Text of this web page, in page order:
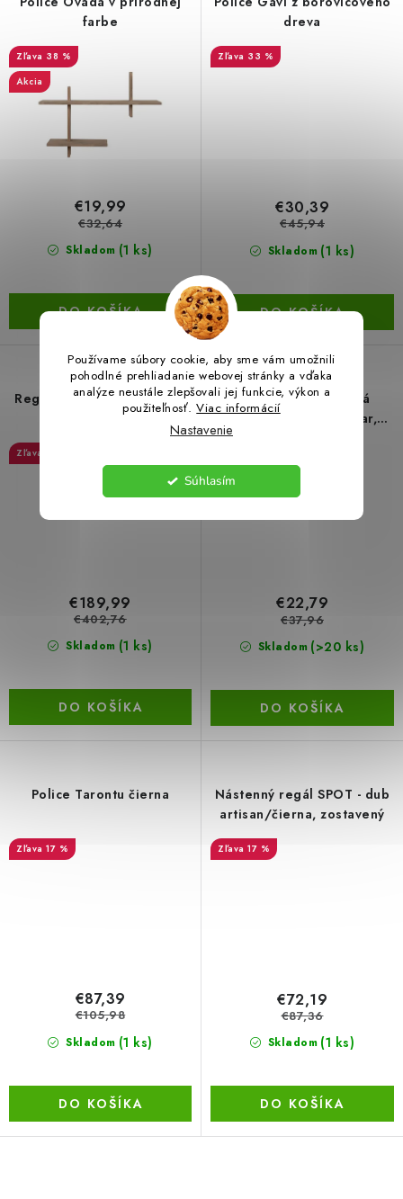
Používame súbory cookie, aby sme vám umožnili
pohodlné prehliadanie webovej stránky a vďaka
analýze neustále zlepšovali jej funkcie, výkon a
použiteľnosť.Viac informácií
Nastavenie
Súhlasím
LacnoBlog
Kontakty, O nás
Dopravné a Platby
Vratky a Reklamácie
Obchodné podmienky
Ochrana osobných údajov
farbe
38 %
Akcia
Skladom (1 ks)
€19,99
€32,64
DO KOŠÍKA
dreva
33 %
Skladom (1 ks)
€30,39
€45,94
DO KOŠÍKA
Regál Sierra v zlatej farbe
Skladom (1 ks)
€189,99
€402,76
DO KOŠÍKA
5poschodová rohová
plávajúca polica S‑tvar,
Akcia
Skladom (>20 ks)
€22,79
€37,96
DO KOŠÍKA
Police Tarontu čierna
17 %
Skladom (1 ks)
€87,39
€105,98
DO KOŠÍKA
Nástenný regál SPOT - dub
artisan/čierna, zostavený
17 %
Skladom (1 ks)
€72,19
€87,36
DO KOŠÍKA